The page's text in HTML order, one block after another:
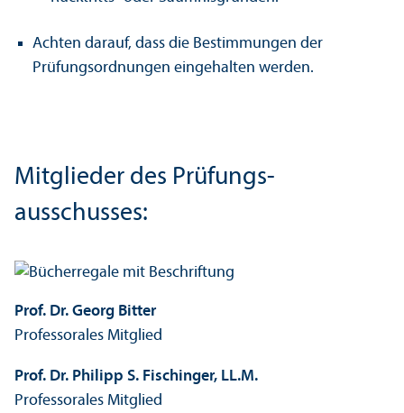
Achten darauf, dass die Bestimmungen der
Prüfungs­ordnungen eingehalten werden.
Mitglieder des Prüfungs­
ausschusses:
Prof. Dr. Georg Bitter
Professorales Mitglied
Prof. Dr. Philipp S. Fischinger, LL.M.
Professorales Mitglied